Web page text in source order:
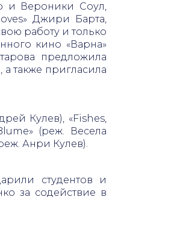
и Вероники Соул,
Джири Барта,
работу и только
кино «Варна»
предложила
также пригласила
Кулев), «Fishes,
(реж. Весела
Анри Кулев).
студентов и
за содействие в